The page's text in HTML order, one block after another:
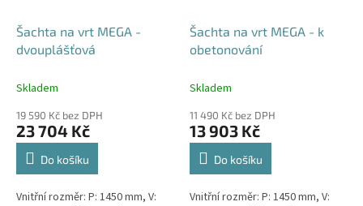
Šachta na vrt MEGA -
dvouplášťová
Skladem
19 590 Kč bez DPH
23 704 Kč
Do košíku
Vnitřní rozměr: P: 1450 mm, V:
Šachta na vrt MEGA - k
obetonování
Skladem
11 490 Kč bez DPH
13 903 Kč
Do košíku
Vnitřní rozměr: P: 1450 mm, V: